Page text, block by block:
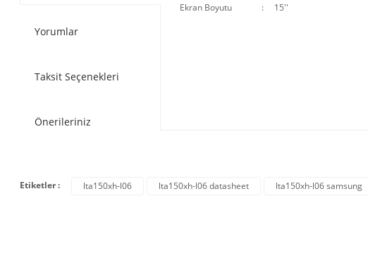
Yorumlar
Taksit Seçenekleri
Önerileriniz
Ekran Boyutu
: 15''
Etiketler : lta150xh-l06 lta150xh-l06 datasheet lta150xh-l06 samsung